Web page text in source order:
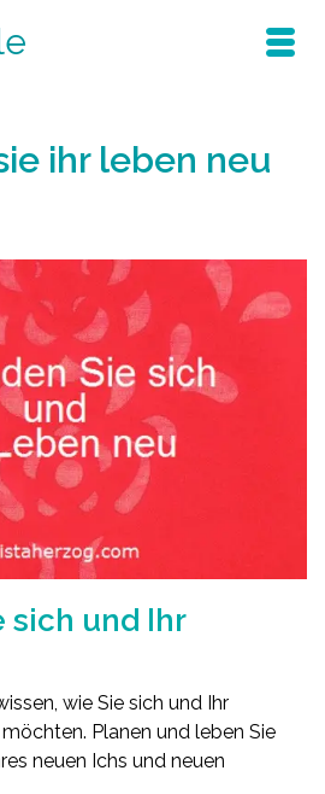
ihr leben neu
sich und Ihr
wie Sie sich und Ihr
Planen und leben Sie
neuen Ichs und neuen